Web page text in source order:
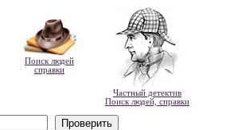
Поиск людей
справки
Частный детектив
Поиск людей, справки